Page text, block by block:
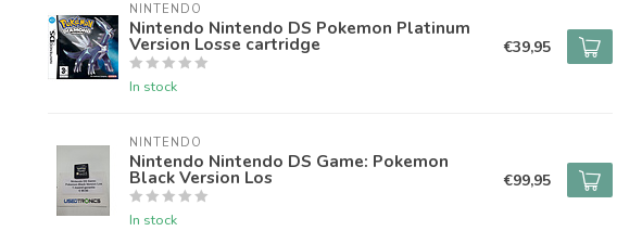
NINTENDO
Nintendo Nintendo DS Pokemon Platinum
Version Losse cartridge
In stock
€39,95
NINTENDO
Nintendo Nintendo DS Game: Pokemon
Black Version Los
In stock
€99,95